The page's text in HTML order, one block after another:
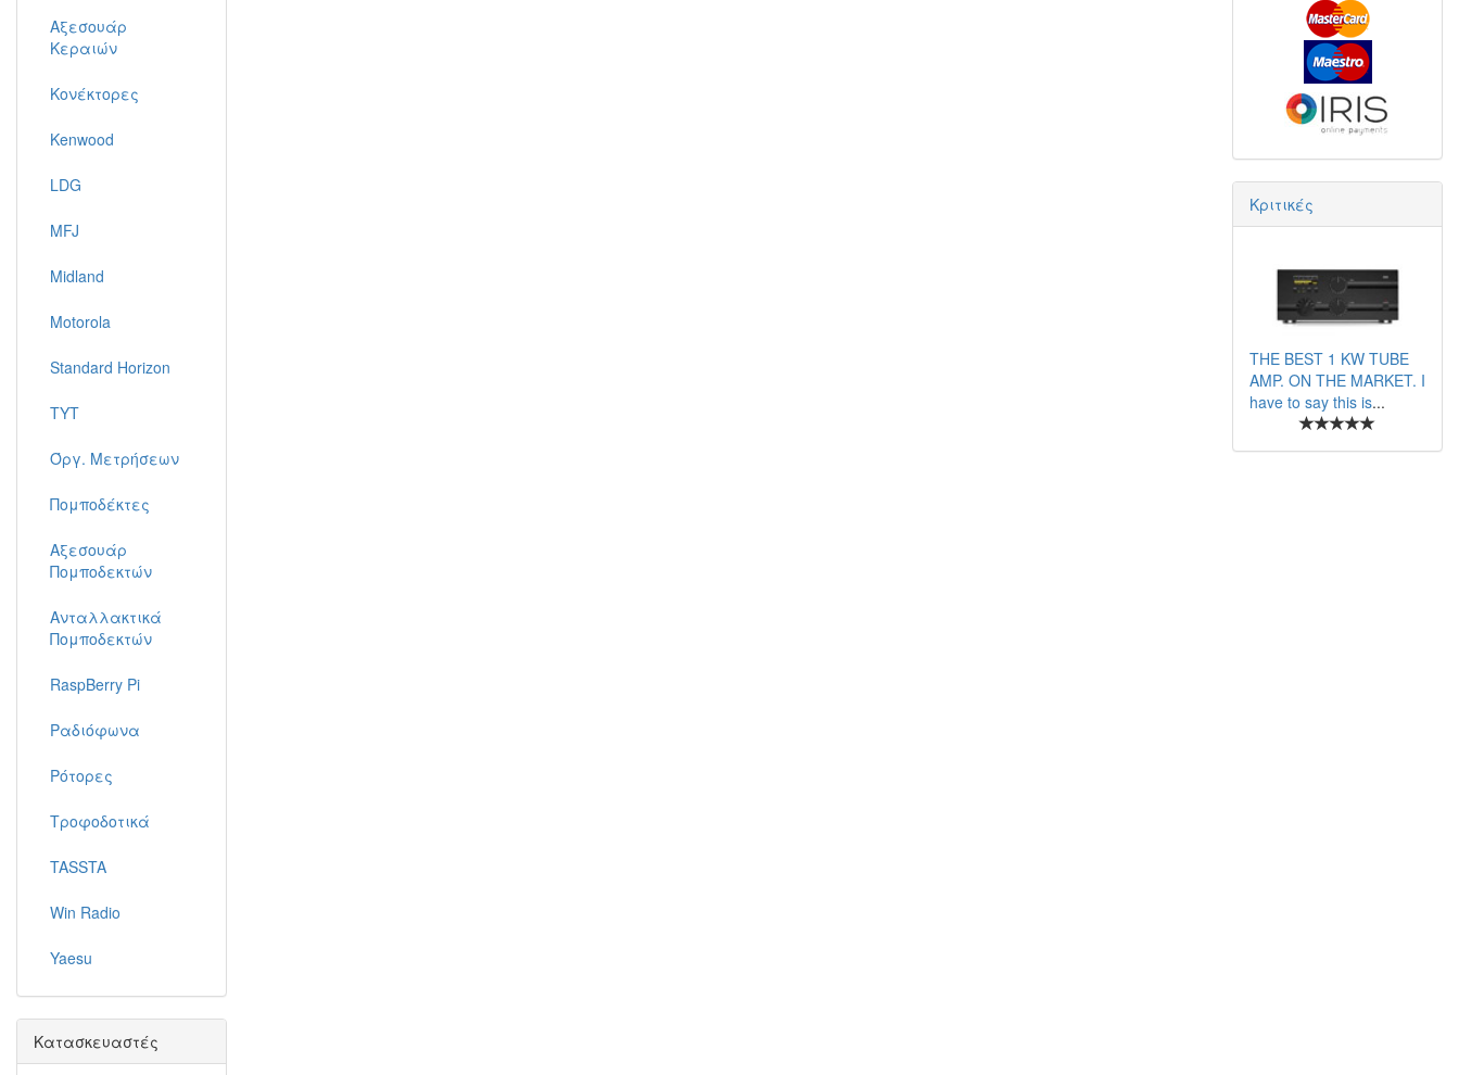
Αξεσουάρ
Κεραιών
Κονέκτορες
Kenwood
LDG
MFJ
Midland
Motorola
Standard Horizon
TYT
Όργ. Μετρήσεων
Πομποδέκτες
Αξεσουάρ
Πομποδεκτών
Ανταλλακτικά
Πομποδεκτών
RaspBerry Pi
Ραδιόφωνα
Ρότορες
Τροφοδοτικά
TASSTA
Win Radio
Yaesu
Κατασκευαστές
Κριτικές
THE BEST 1 KW TUBE
AMP. ON THE MARKET. I
have to say this is...